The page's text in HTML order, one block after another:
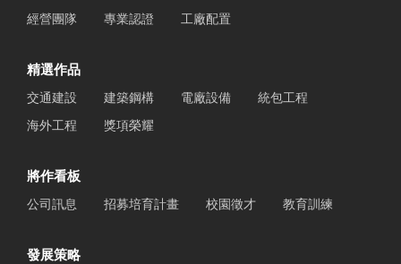
經營團隊 專業認證 工廠配置
精選作品
交通建設 建築鋼構 電廠設備
統包工程
海外工程
獎項榮耀
將作看板
公司訊息 招募培育計畫 校園徵才 教育訓練
發展策略